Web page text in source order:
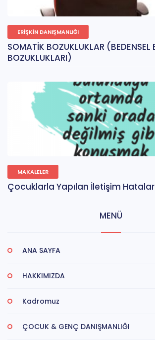
ERİŞKİN DANIŞMANLIĞI
SOMATİK BOZUKLUKLAR (BEDENSEL
BOZUKLUKLARI)
MAKALELER
Çocuklarla Yapılan İletişim
MENÜ
ANA SAYFA
HAKKIMIZDA
Kadromuz
ÇOCUK & GENÇ DANIŞMANLIĞI